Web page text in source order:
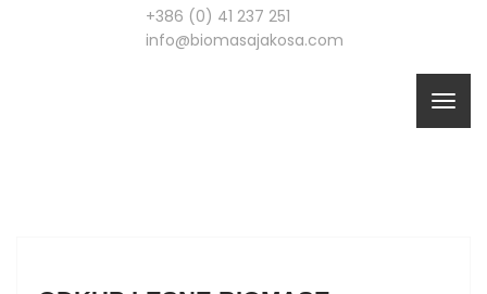
+386 (0) 41 237 251
info@biomasajakosa.com